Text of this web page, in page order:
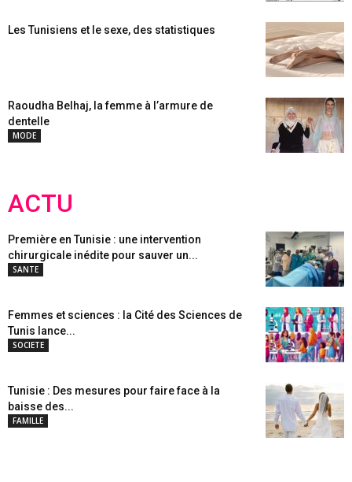
Les Tunisiens et le sexe, des statistiques
Raoudha Belhaj, la femme à l’armure de
dentelle
MODE
ACTU
Première en Tunisie : une intervention
chirurgicale inédite pour sauver un...
SANTE
Femmes et sciences : la Cité des Sciences de
Tunis lance...
SOCIETE
Tunisie : Des mesures pour faire face à la
baisse des...
FAMILLE